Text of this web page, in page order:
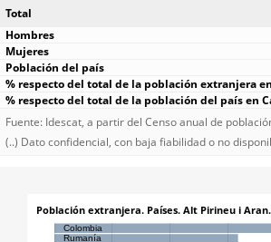
Total
Fuente: Idescat, a partir del Censo anual de
(..) Dato confidencial, con baja fiabilidad o no